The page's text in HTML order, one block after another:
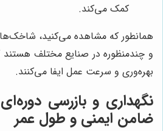
کمک می‌کند.
همانطور که مشاهده می‌کنید،
و چندمنظوره در صنایع مختلف
بهره‌وری و سرعت عمل ایفا می‌کنند.
نگهداری و بازرسی
ضامن ایمنی و طول عمر